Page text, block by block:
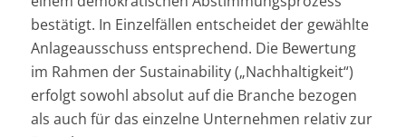
bestätigt. In Einzelfällen entscheidet der gewählte
Anlageausschuss entsprechend. Die Bewertung
im Rahmen der Sustainability („Nachhaltigkeit“)
erfolgt sowohl absolut auf die Branche bezogen
als auch für das einzelne Unternehmen relativ zur